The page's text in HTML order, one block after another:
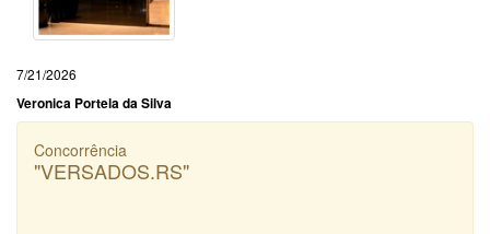
7/21/2026
Veronica Portela da Silva
Concorrência
"VERSADOS.RS"